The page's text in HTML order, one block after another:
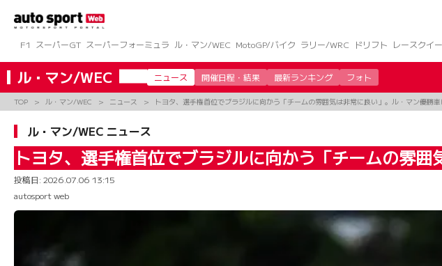
ツ
へ
ス
キ
ッ
F1
スーパーGT スーパーフォーミュラ ル・マン/WEC MotoGP/バイク ラリー/WRC ドリフト レースクイ
ル・マン/WEC ニュース 開催日程・結果 最新ランキング フォト
TOP ル・マン/WEC ニュース トヨタ、選手権首位でブラジルに向かう「チームの雰囲気は非常に良い」。ル・マン優勝
ル・マン/WEC ニュース
トヨタ、選手権首位でブラジルに向かう「チームの雰
投稿日: 2026.07.06 13:15
autosport web